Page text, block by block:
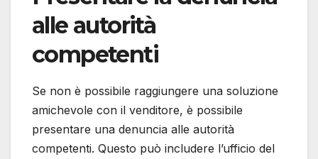
alle autorità
competenti
Se non è possibile raggiungere una soluzione
amichevole con il venditore, è possibile
presentare una denuncia alle autorità
competenti. Questo può includere l’ufficio del